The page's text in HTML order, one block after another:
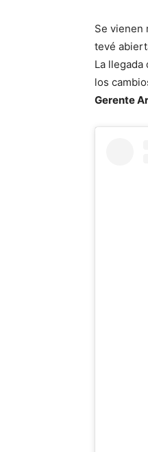
Se vienen
tevé
La llegada
los
Gerente